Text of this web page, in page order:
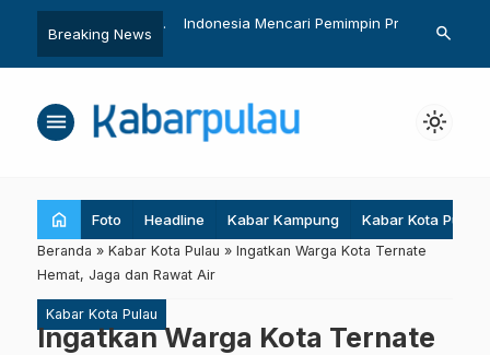
Breaking News
yang Terusik
Indonesia Mencari Pemimpin Pro
Tigasearch
menu light_mode
home Foto Headline Kabar Kampung Kabar Kota Pulau
Beranda » Kabar Kota Pulau » Ingatkan Warga Kota Ternate
Hemat, Jaga dan Rawat Air
Kabar Kota Pulau
Ingatkan Warga Kota Ternate